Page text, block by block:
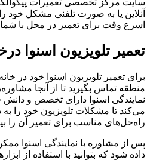
سایت مرکز تخصصی تعمیرات
آنلاین یا به صورت تلفنی مشکل خود
اسرع وقت برای تعمیر در محل با شما
تعمیر تلویزیون اسنوا
برای تعمیر تلویزیون اسنوا خود در خانه
منطقه تماس بگیرید تا از آنجا
نمایندگی اسنوا دارای تخصص و
می‌کند تا مشکلات تلویزیون خود را
راه‌حل‌های مناسب برای تعمیر آن را
پس از مشاوره با نمایندگی اسنوا
داده شود که بتوانید با استفاده از